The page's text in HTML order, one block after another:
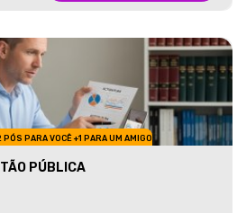
PÓS PARA VOCÊ +1 PARA UM AMIGO
PÚBLICA